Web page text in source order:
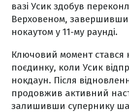
вазі Усик здобув
Верховеном, завершивши
нокаутом у 11-му раунді.
Ключовий момент стався
поєдинку, коли Усик
нокдаун. Після
продовжив активний
залишивши супернику